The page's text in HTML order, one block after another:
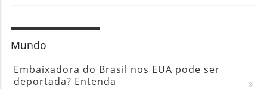
Mundo
Embaixadora do Brasil nos EUA pode ser
deportada? Entenda